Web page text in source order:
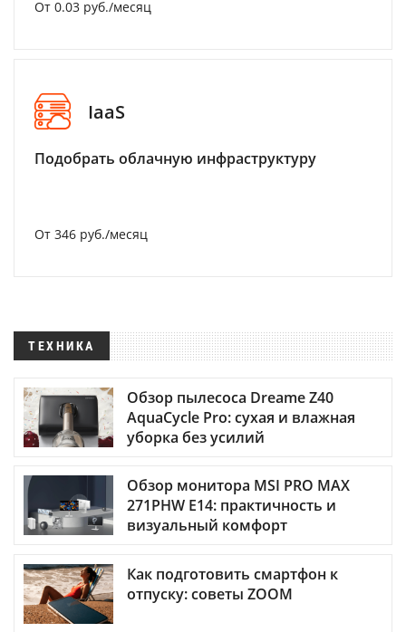
От 0.03 руб./месяц
IaaS
Подобрать облачную инфраструктуру
От 346 руб./месяц
ТЕХНИКА
Обзор пылесоса Dreame Z40
AquaCycle Pro: сухая и влажная
уборка без усилий
Обзор монитора MSI PRO MAX
271PHW E14: практичность и
визуальный комфорт
Как подготовить смартфон к
отпуску: советы ZOOM